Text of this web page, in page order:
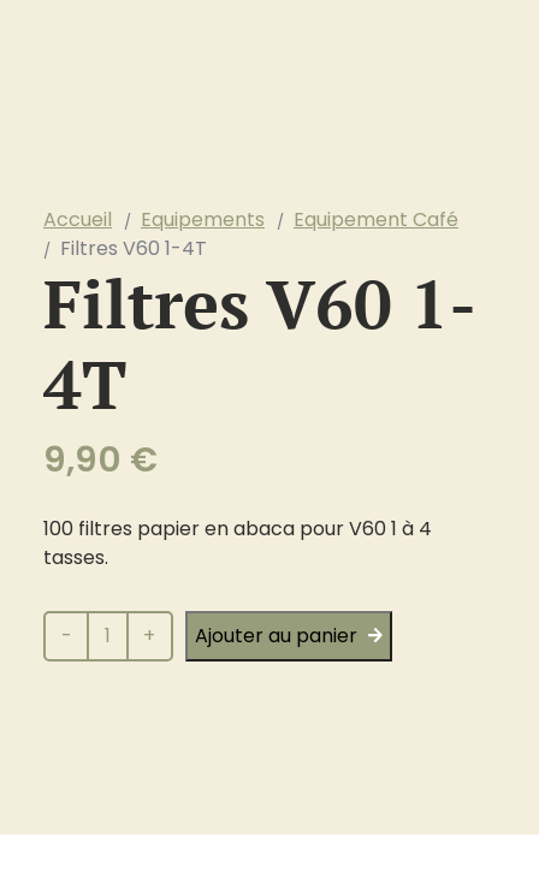
Accueil Equipements
Equipement Café
Filtres V60 1-4T
Filtres V60 1-
4T
9,90 €
100 filtres papier en abaca pour V60 1 à 4
tasses.
quantité
de
- + Ajouter au panier